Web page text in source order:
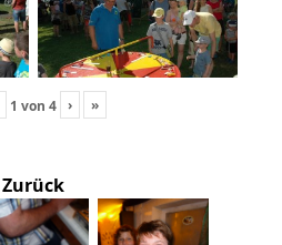
1 von 4 › »
Zurück